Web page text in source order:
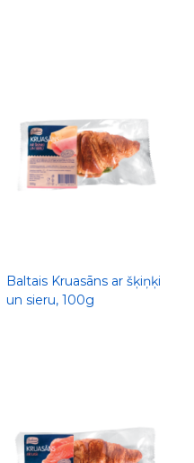
Baltais Kruasāns ar šķiņķi
un sieru, 100g